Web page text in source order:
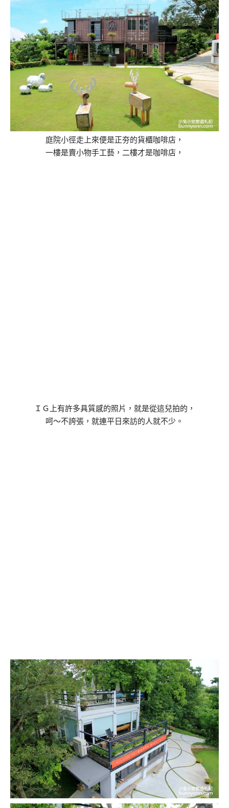
庭院小徑走上來便是正夯的貨櫃咖啡店，
一樓是賣小物手工藝，二樓才是咖啡店，
ＩＧ上有許多具質感的照片，就是從這兒拍的，
呵～不誇張，就連平日來訪的人就不少。